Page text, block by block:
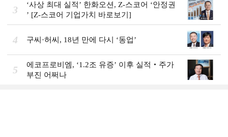
3
‘사상 최대 실적ʼ 한화오션, Z-스코어 ‘안정권
ʼ [Z-스코어 기업가치 바로보기]
4 구씨·허씨, 18년 만에 다시 ‘동업’
5
에코프로비엠, ‘1.2조 유증’ 이후 실적‧주가
부진 어쩌나